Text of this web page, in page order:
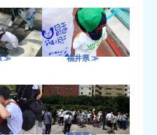
≫ 福井県 ≫